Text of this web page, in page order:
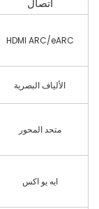
اتصال
HDMI ARC/eARC
الألياف البصرية
متحد المحور
ايه يو اكس